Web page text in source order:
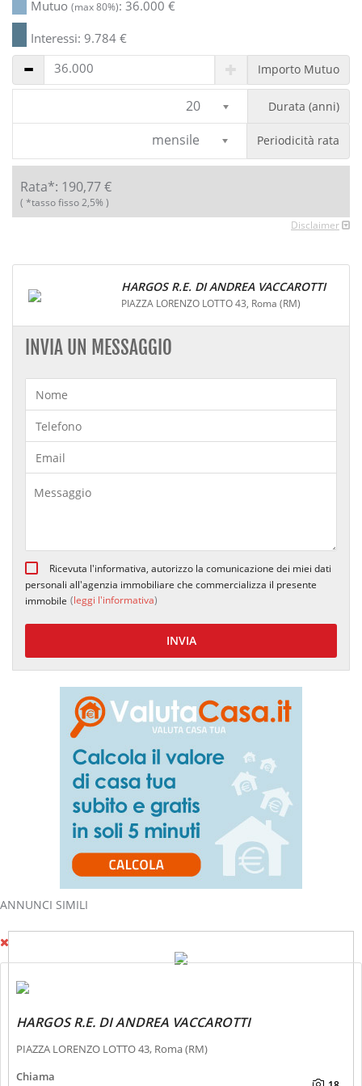
Mutuo (max 80%): 36.000 €
Interessi: 9.784 €
Importo Mutuo
20 Durata (anni)
mensile Periodicità rata
Rata*: 190,77€
( *tasso fisso 2,5% )
Disclaimer
HARGOS R.E. DI ANDREA VACCAROTTI
PIAZZA LORENZO LOTTO 43, Roma (RM)
INVIA UN MESSAGGIO
Ricevuta l'informativa, autorizzo la comunicazione dei miei dati
personali all'agenzia immobiliare che commercializza il presente
immobile (leggi l'informativa)
INVIA
ANNUNCI SIMILI
HARGOS R.E. DI ANDREA VACCAROTTI
PIAZZA LORENZO LOTTO 43, Roma (RM)
Chiama